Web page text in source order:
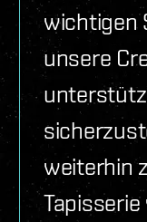
wichtigen
unsere
weiterhin
Tapisserie